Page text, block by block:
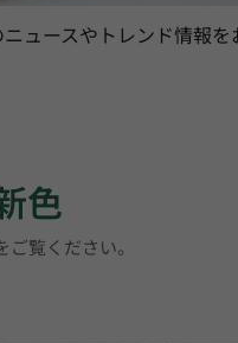
ュースやトレンド情報を
色
覧ください。